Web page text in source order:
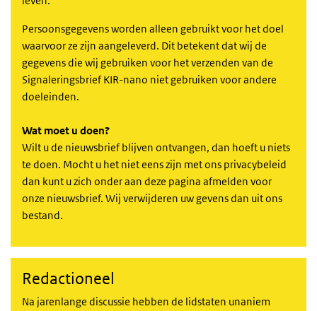
Persoonsgegevens worden alleen gebruikt voor het doel
waarvoor ze zijn aangeleverd. Dit betekent dat wij de
gegevens die wij gebruiken voor het verzenden van de
Signaleringsbrief KIR-nano niet gebruiken voor andere
doeleinden.
Wat moet u doen?
Wilt u de nieuwsbrief blijven ontvangen, dan hoeft u niets
te doen. Mocht u het niet eens zijn met ons privacybeleid
dan kunt u zich onder aan deze pagina afmelden voor
onze nieuwsbrief. Wij verwijderen uw gevens dan uit ons
bestand.
Redactioneel
Na jarenlange discussie hebben de lidstaten unaniem